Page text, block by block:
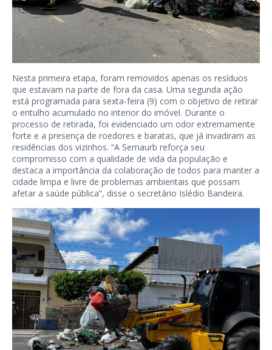
Nesta primeira etapa, foram removidos apenas os resíduos
que estavam na parte de fora da casa. Uma segunda ação
está programada para sexta-feira (9) com o objetivo de retirar
o entulho acumulado no interior do imóvel. Durante o
processo de retirada, foi evidenciado um odor extremamente
forte e a presença de roedores e baratas, que já invadiram as
residências dos vizinhos. “A Semaurb reforça seu
compromisso com a qualidade de vida da população e
destaca a importância da colaboração de todos para manter a
cidade limpa e livre de problemas ambientais que possam
afetar a saúde pública”, disse o secretário Islédio Bandeira.